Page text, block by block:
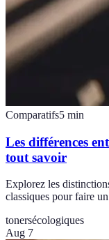
Comparatifs5 min
Les différences
tout savoir
Explorez les
classiques pour faire
tonersécologiques
Aug 7